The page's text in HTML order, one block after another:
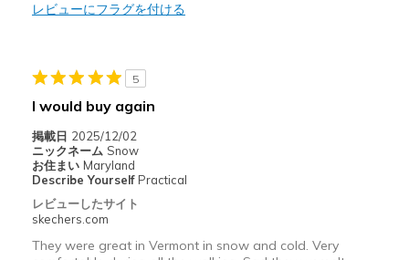
レビューにフラグを付ける
5
I would buy again
掲載日 2025/12/02
ニックネーム Snow
お住まい Maryland
Describe Yourself Practical
レビューしたサイト
skechers.com
They were great in Vermont in snow and cold. Very